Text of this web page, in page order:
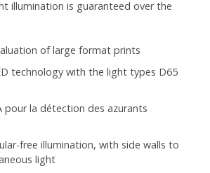
illumination is guaranteed over the
of large format prints
technology with the light types D65
pour la détection des azurants
free illumination, with side walls to
light